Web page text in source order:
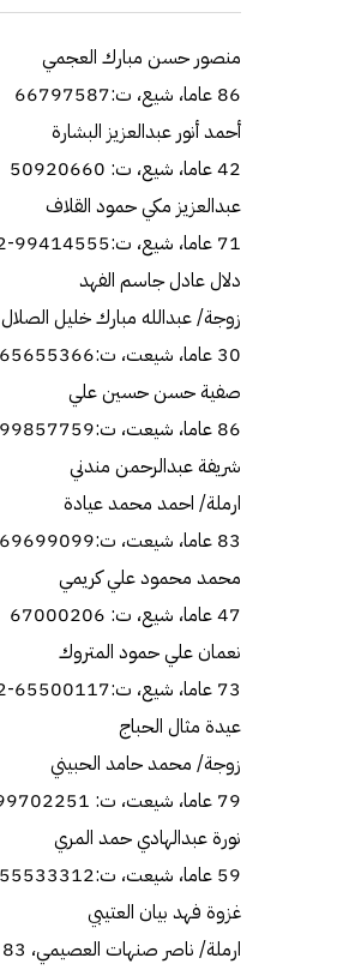
منصور حسن مبارك العجمي
86 عاما، شيع، ت:66797587
أحمد أنور عبدالعزيز البشارة
42 عاما، شيع، ت: 50920660
عبدالعزيز مكي حمود القلاف
71 عاما، شيع، ت:99414555-67731772
دلال عادل جاسم الفهد
زوجة/ عبدالله مبارك خليل الصلال
30 عاما، شيعت، ت:65655366-65561062
صفية حسن حسين علي
86 عاما، شيعت، ت:99857759
شريفة عبدالرحمن مندني
ارملة/ احمد محمد عيادة
83 عاما، شيعت، ت:69699099
محمد محمود علي كريمي
47 عاما، شيع، ت: 67000206
نعمان علي حمود المتروك
73 عاما، شيع، ت:65500117-99854062
عيدة مثال الحباج
زوجة/ محمد حامد الحبيني
79 عاما، شيعت، ت: 99702251-99744547
نورة عبدالهادي حمد المري
59 عاما، شيعت، ت:55533312-99881236
غزوة فهد بيان العتيبي
ارملة/ ناصر صنهات العصيمي، 83 عاما، شيعت، ت:99334469-69946260-99557250